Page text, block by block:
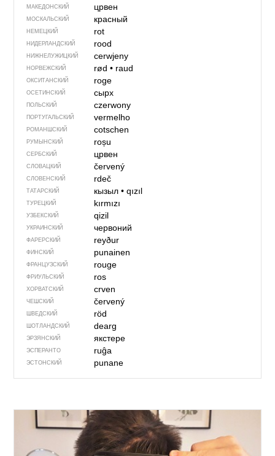
МАКЕДОНСКИЙ црвен
МОСКАЛЬСКИЙ красный
НЕМЕЦКИЙ rot
НИДЕРЛАНДСКИЙ rood
НИЖНЕЛУЖИЦКИЙ cerwjeny
НОРВЕЖСКИЙ rød• raud
ОКСИТАНСКИЙ roge
ОСЕТИНСКИЙ сырх
ПОЛЬСКИЙ czerwony
ПОРТУГАЛЬСКИЙ vermelho
РОМАНШСКИЙ cotschen
РУМЫНСКИЙ roșu
СЕРБСКИЙ црвен
СЛОВАЦКИЙ červený
СЛОВЕНСКИЙ rdeč
ТАТАРСКИЙ кызыл• qızıl
ТУРЕЦКИЙ kırmızı
УЗБЕКСКИЙ qizil
УКРАИНСКИЙ червоний
ФАРЕРСКИЙ reyður
ФИНСКИЙ punainen
ФРАНЦУЗСКИЙ rouge
ФРИУЛЬСКИЙ ros
ХОРВАТСКИЙ crven
ЧЕШСКИЙ červený
ШВЕДСКИЙ röd
ШОТЛАНДСКИЙ dearg
ЭРЗЯНСКИЙ якстере
ЭСПЕРАНТО ruĝa
ЭСТОНСКИЙ punane